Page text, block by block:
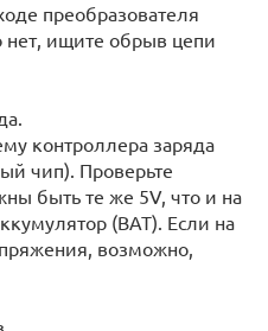
преобразователя
нет, ищите обрыв цепи
контроллера заряда
чип). Проверьте
быть те же 5V, что и на
(BAT). Если на
возможно,